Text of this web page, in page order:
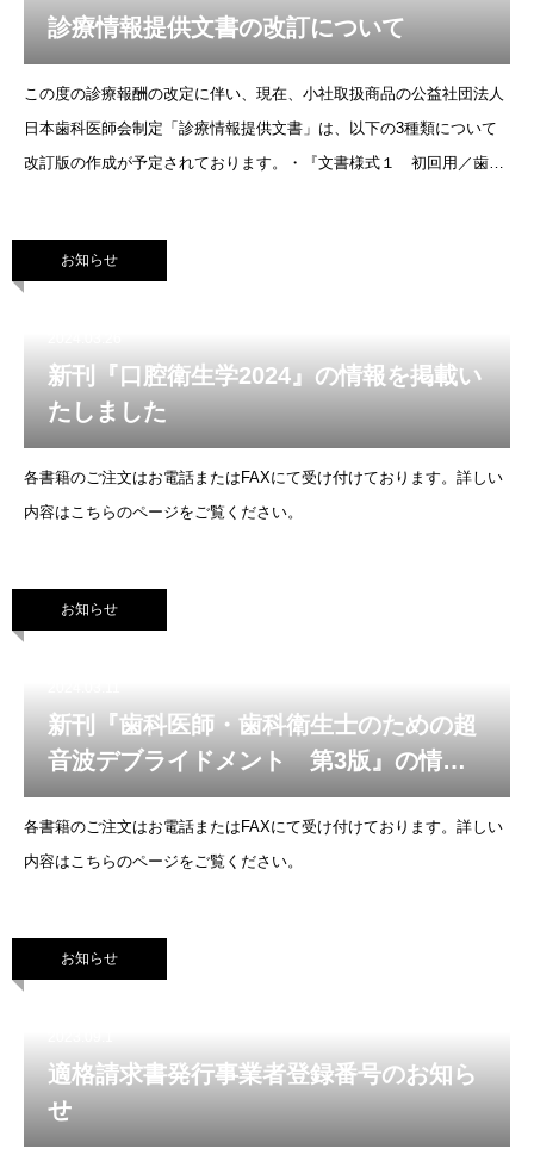
診療情報提供文書の改訂について
この度の診療報酬の改定に伴い、現在、小社取扱商品の公益社団法人
日本歯科医師会制定「診療情報提供文書」は、以下の3種類について
改訂版の作成が予定されております。・『文書様式１ 初回用／歯と
お知らせ
新刊『口腔衛生学2024』の情報を掲載い
たしました
各書籍のご注文はお電話またはFAXにて受け付けております。詳しい
内容はこちらのページをご覧ください。
お知らせ
新刊『歯科医師・歯科衛生士のための超
音波デブライドメント 第3版』の情報
を掲載いたしました
各書籍のご注文はお電話またはFAXにて受け付けております。詳しい
内容はこちらのページをご覧ください。
お知らせ
適格請求書発行事業者登録番号のお知ら
せ